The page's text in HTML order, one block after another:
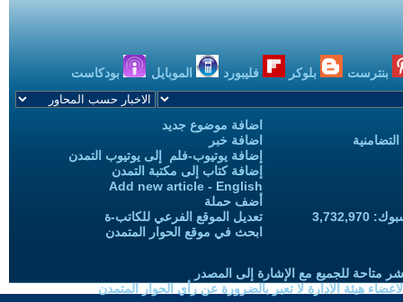
بنترست بلوكر فليبورد الموبايل بودكاست
اضافة موضوع جديد
اضافة خبر
إضافة يوتيوب-فلم إلى يوتيوب التمدن
إضافة كتاب إلى مكتبة التمدن
Add new article - English
أضف حملة
تعديل الموقع الفرعي للكاتب-ة
ابحث في موقع الحوار المتمدن
متاحة للجميع مع الإشارة إلى المصدر
هيئة الادارة لا تعبر بالضرورة عن رأي الحوار المتمدن